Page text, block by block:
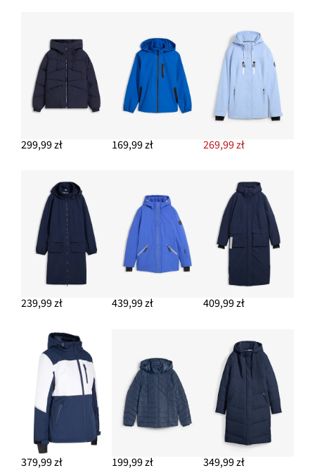
Sweter w paski
89,99 zł
DODAJ DO KOSZYKA
Kolczyki kółka
147,99 zł
DODAJ DO KOSZYKA
299,99 zł 169,99 zł 269,99 zł
239,99 zł 439,99 zł 409,99 zł
379,99 zł 199,99 zł 349,99 zł